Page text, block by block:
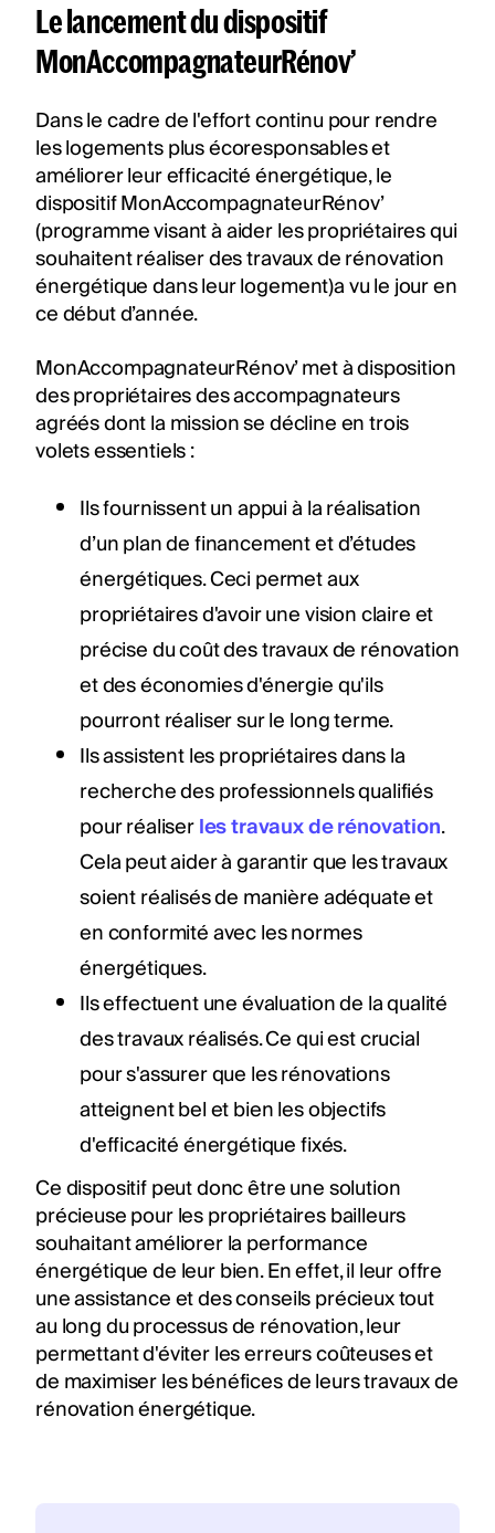
Le lancement du dispositif
MonAccompagnateurRénov’
Dans le cadre de l'effort continu pour rendre
les logements plus écoresponsables et
améliorer leur efficacité énergétique, le
dispositif MonAccompagnateurRénov’
(programme visant à aider les propriétaires qui
souhaitent réaliser des travaux de rénovation
énergétique dans leur logement)a vu le jour en
ce début d’année.
MonAccompagnateurRénov’ met à disposition
des propriétaires des accompagnateurs
agréés dont la mission se décline en trois
volets essentiels :
Ils fournissent un appui à la réalisation
d’un plan de financement et d’études
énergétiques. Ceci permet aux
propriétaires d'avoir une vision claire et
précise du coût des travaux de rénovation
et des économies d'énergie qu'ils
pourront réaliser sur le long terme.
Ils assistent les propriétaires dans la
recherche des professionnels qualifiés
pour réaliserles travaux de rénovation.
Cela peut aider à garantir que les travaux
soient réalisés de manière adéquate et
en conformité avec les normes
énergétiques.
Ils effectuent une évaluation de la qualité
des travaux réalisés. Ce qui est crucial
pour s'assurer que les rénovations
atteignent bel et bien les objectifs
d'efficacité énergétique fixés.
Ce dispositif peut donc être une solution
précieuse pour les propriétaires bailleurs
souhaitant améliorer la performance
énergétique de leur bien. En effet, il leur offre
une assistance et des conseils précieux tout
au long du processus de rénovation, leur
permettant d'éviter les erreurs coûteuses et
de maximiser les bénéfices de leurs travaux de
rénovation énergétique.